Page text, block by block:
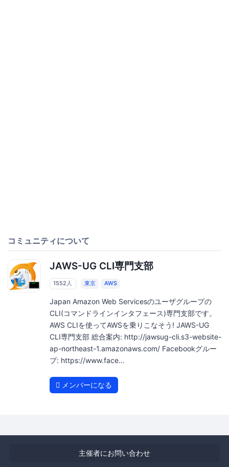
コミュニティについて
JAWS-UG CLI専門支部
1552人 東京 AWS
Japan Amazon Web Servicesのユーザグループの
CLI(コマンドラインインタフェース)専門支部です。
AWS CLIを使ってAWSを乗りこなそう! JAWS-UG
CLI専門支部 総合案内: http://jawsug-cli.s3-website-
ap-northeast-1.amazonaws.com/ Facebookグルー
プ: https://www.face...
メンバーになる
主催者にお問い合わせ